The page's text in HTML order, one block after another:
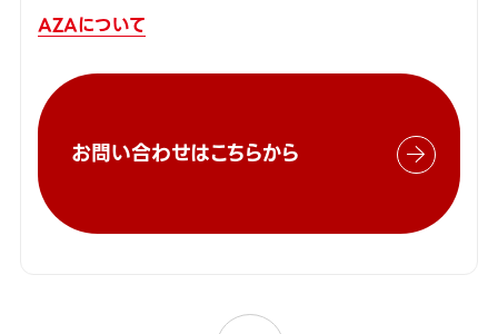
AZAについて
お問い合わせはこちらから